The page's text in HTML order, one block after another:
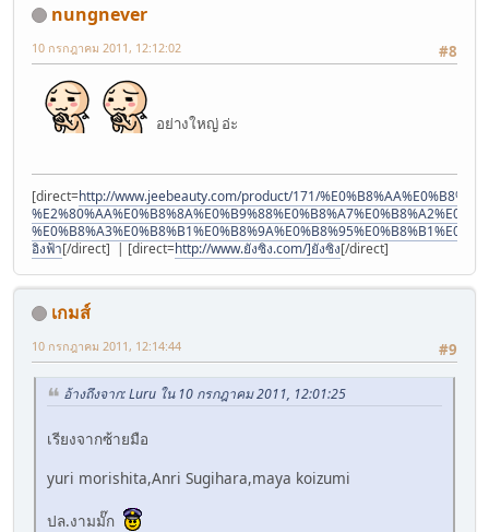
nungnever
#8
10 กรกฎาคม 2011, 12:12:02
อย่างใหญ่ อ่ะ
[direct=http://www.jeebeauty.com/product/171/
อิงฟ้า[/direct] | [direct=http://www.ยังซิง.com/]ยังซิง[/direct]
เกมส์
#9
10 กรกฎาคม 2011, 12:14:44
อ้างถึงจาก: Luru ใน 10 กรกฎาคม 2011, 12:01:25
เรียงจากซ้ายมือ
yuri morishita,Anri Sugihara,maya koizumi
ปล.งามมั๊ก